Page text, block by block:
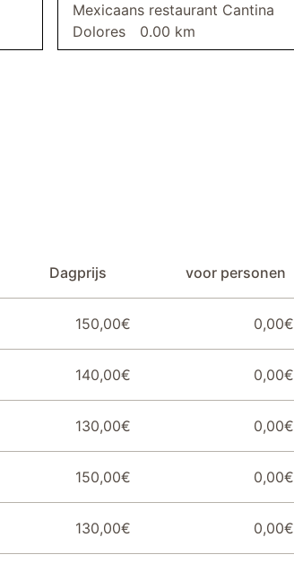
Mexicaans restaurant Cantina
Dolores
0.00 km
Dagprijs voor personen
150,00€ 0,00€
140,00€ 0,00€
130,00€ 0,00€
150,00€ 0,00€
130,00€ 0,00€